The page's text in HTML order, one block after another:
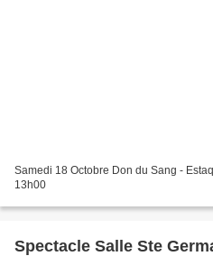
Samedi 18 Octobre Don du Sang -
13h00
Spectacle Salle Ste